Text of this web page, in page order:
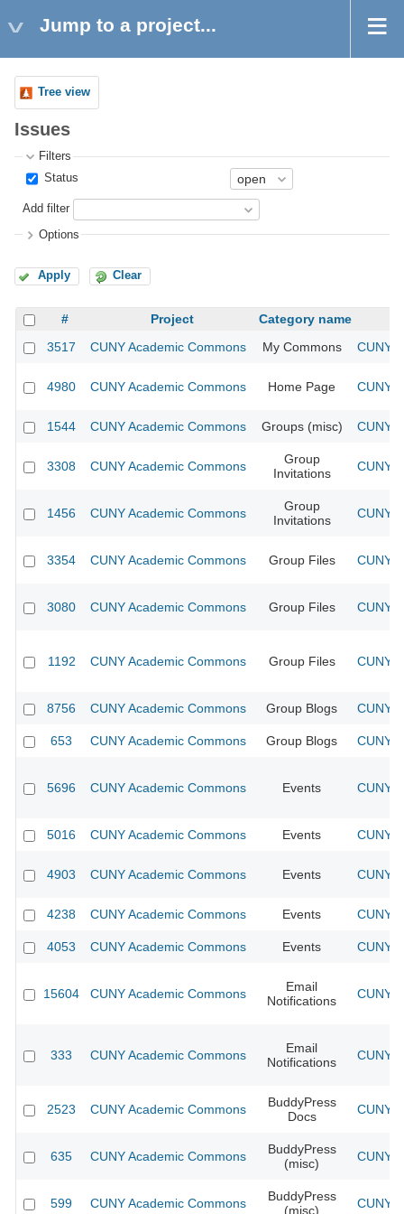
Jump to a project...
Tree view
Issues
Filters
Status
Add filter
Options
Apply Clear
# Project
Category name
3517
CUNY Academic Commons My Commons CUNY
4980 CUNY Academic Commons Home Page CUNY
1544 CUNY Academic Commons Groups (misc) CUNY
3308 CUNY Academic Commons
Group
Invitations
CUNY
1456 CUNY Academic Commons
Group
Invitations
CUNY
3354 CUNY Academic Commons Group Files CUNY
3080 CUNY Academic Commons Group Files CUNY
1192 CUNY Academic Commons Group Files CUNY
8756 CUNY Academic Commons Group Blogs CUNY
653 CUNY Academic Commons Group Blogs CUNY
5696 CUNY Academic Commons Events CUNY
5016 CUNY Academic Commons Events CUNY
4903 CUNY Academic Commons Events CUNY
4238 CUNY Academic Commons Events CUNY
4053 CUNY Academic Commons Events CUNY
15604 CUNY Academic Commons
Email
Notifications
CUNY
333 CUNY Academic Commons
Email
Notifications
CUNY
2523 CUNY Academic Commons
BuddyPress
Docs
CUNY
635 CUNY Academic Commons
BuddyPress
(misc)
CUNY
599 CUNY Academic Commons
BuddyPress
(misc)
CUNY